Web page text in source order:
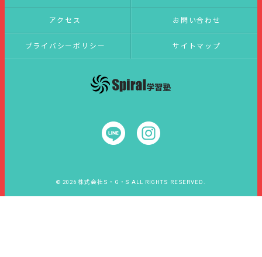
アクセス お問い合わせ
プライバシーポリシー サイトマップ
© 2026 株式会社S・G・S ALL RIGHTS RESERVED.